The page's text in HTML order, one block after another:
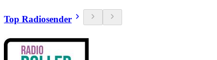
Top Radiosender